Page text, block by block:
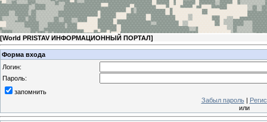
[World PRISTAV ИНФОРМАЦИОННЫЙ ПОРТАЛ]
Форма входа
Логин:
Пароль:
запомнить
Забыл пароль|
или